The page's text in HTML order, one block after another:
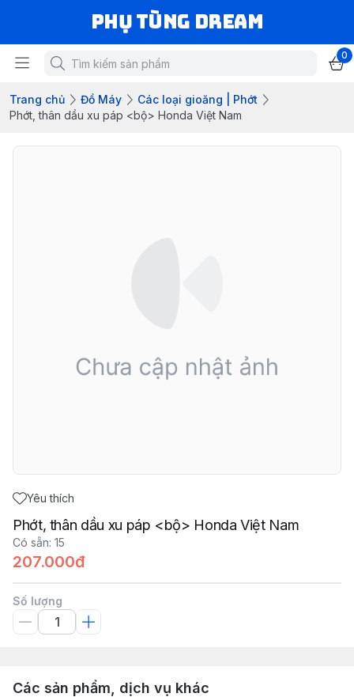
Phụ Tùng Dream
0
Trang chủ Đồ Máy
Các loại gioăng | Phớt
Phớt, thân dầu xu páp <bộ> Honda Việt Nam
Yêu thích
Phớt, thân dầu xu páp <bộ> Honda Việt Nam
Có sẵn: 15
207.000đ
Số lượng
Các sản phẩm, dịch vụ khác